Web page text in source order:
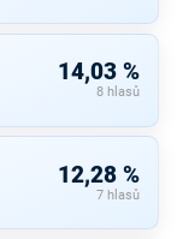
14,03 %
8 hlasů
12,28 %
7 hlasů